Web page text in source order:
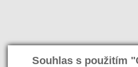
Souhlas s použitím